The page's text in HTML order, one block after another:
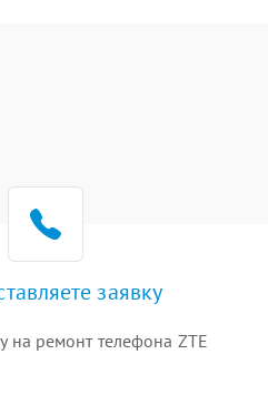
заявку
на ремонт телефона ZTE